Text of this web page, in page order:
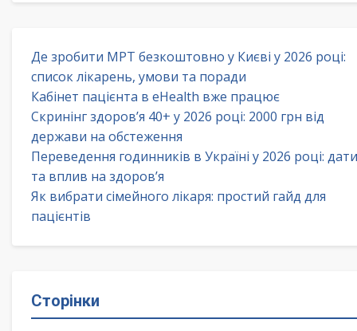
Де зробити МРТ безкоштовно у Києві у 2026 році:
список лікарень, умови та поради
Кабінет пацієнта в eHealth вже працює
Скринінг здоров’я 40+ у 2026 році: 2000 грн від
держави на обстеження
Переведення годинників в Україні у 2026 році: дати
та вплив на здоров’я
Як вибрати сімейного лікаря: простий гайд для
пацієнтів
Сторінки